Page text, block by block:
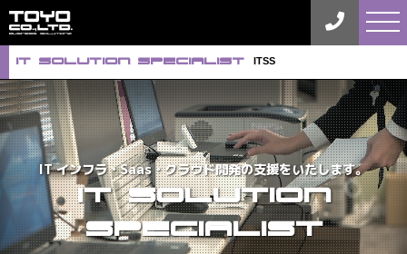
iT Solution Specialist ITSS
IT インフラ・Saas・クラウド開発の支援をいたします。
iT Solution
Specialist